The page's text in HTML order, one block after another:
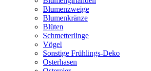
Blumenzweige
Blumenkränze
Blüten
Schmetterlinge
Vögel
Sonstige Frühlings-Deko
Osterhasen